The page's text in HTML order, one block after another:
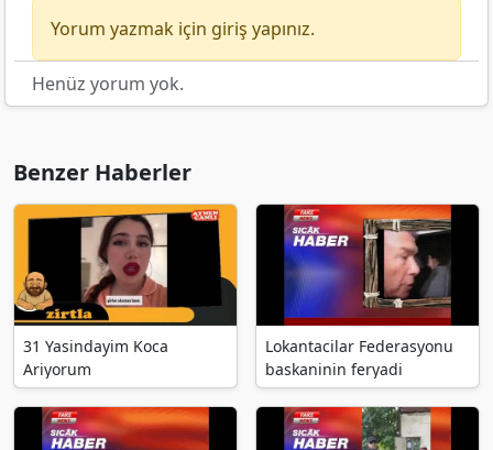
Yorum yazmak için giriş yapınız.
Henüz yorum yok.
Benzer Haberler
31 Yasindayim Koca
Ariyorum
Lokantacilar Federasyonu
baskaninin feryadi